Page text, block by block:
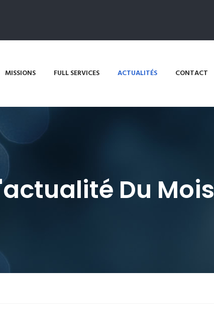
MISSIONS FULL SERVICES ACTUALITÉS CONTACT
Du Mois